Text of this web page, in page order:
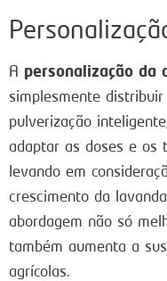
A personalização da
simplesmente
pulverização
adaptar as doses e os
levando em
crescimento da
abordagem não só
também aumenta a
agrícolas.